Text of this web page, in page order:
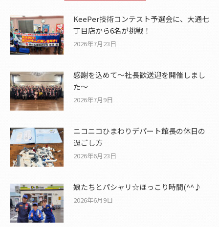
KeePer技術コンテスト予選会に、大通七
丁目店から6名が挑戦！
2026年7月23日
感謝を込めて〜社長歓送迎を開催しまし
た〜
2026年7月9日
ニコニコひまわりデパート館長の休日の
過ごし方
2026年6月23日
娘たちとパシャリ☆ほっこり時間(^^♪
2026年6月9日